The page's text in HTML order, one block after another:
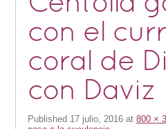
con el
coral de
con Daviz
Published 17 julio, 2016at 800 ×